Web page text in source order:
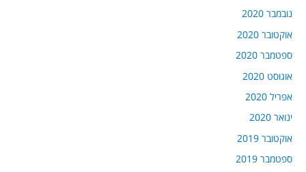
נובמבר 2020
אוקטובר 2020
ספטמבר 2020
אוגוסט 2020
אפריל 2020
ינואר 2020
אוקטובר 2019
ספטמבר 2019